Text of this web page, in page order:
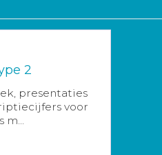
2
presentaties
voor
m...